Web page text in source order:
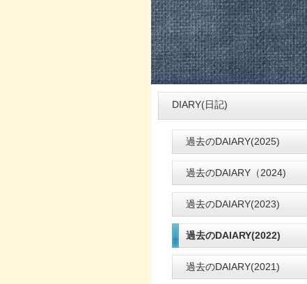
DIARY(日記)
過去のDAIARY(2025)
過去のDAIARY（2024)
過去のDAIARY(2023)
過去のDAIARY(2022)
過去のDAIARY(2021)